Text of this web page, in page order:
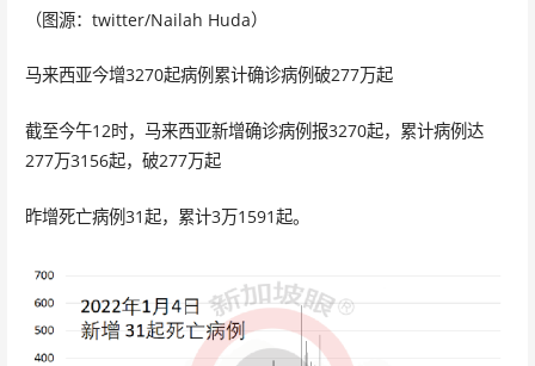
（图源：twitter/Nailah Huda）
马来西亚今增3270起病例累计确诊病例破277万起
截至今午12时，马来西亚新增确诊病例报3270起，累计病例达
277万3156起，破277万起
昨增死亡病例31起，累计3万1591起。